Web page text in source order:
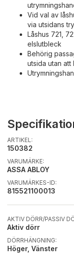
Vid val av
via utsidans
Låshus 721,
elslutbleck
Behörig
utsida utan
ARTIKEL:
150382
VARUMÄRKE:
ASSA ABLOY
VARUMÄRKES-ID:
815521100013
AKTIV DÖRR/PASSIV
Aktiv dörr
DÖRRHÄNGNING:
Höger, Vänster